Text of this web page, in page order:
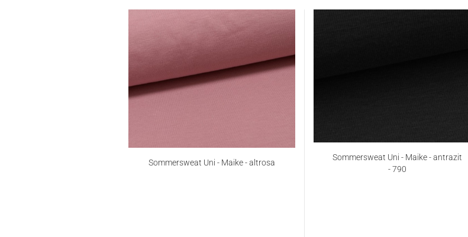
Sommersweat Uni - Maike - altrosa
Sommersweat Uni - Maike - antrazit
- 790